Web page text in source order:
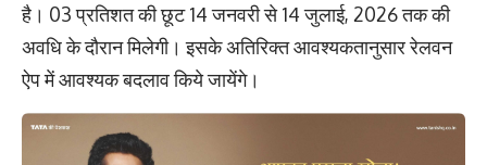
है। 03 प्रतिशत की छूट 14 जनवरी से 14 जुलाई, 2026 तक की
अवधि के दौरान मिलेगी। इसके अतिरिक्त आवश्यकतानुसार रेलवन
ऐप में आवश्यक बदलाव किये जायेंगे।